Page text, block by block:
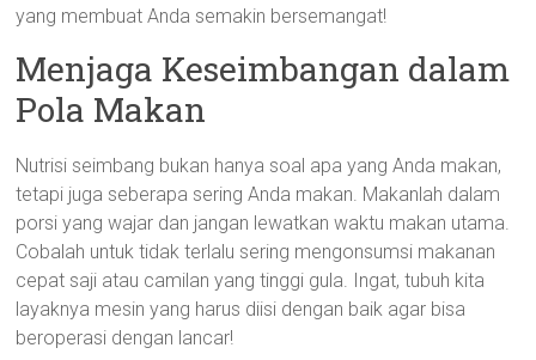
yang membuat Anda semakin bersemangat!
Menjaga Keseimbangan dalam
Pola Makan
Nutrisi seimbang bukan hanya soal apa yang Anda makan,
tetapi juga seberapa sering Anda makan. Makanlah dalam
porsi yang wajar dan jangan lewatkan waktu makan utama.
Cobalah untuk tidak terlalu sering mengonsumsi makanan
cepat saji atau camilan yang tinggi gula. Ingat, tubuh kita
layaknya mesin yang harus diisi dengan baik agar bisa
beroperasi dengan lancar!